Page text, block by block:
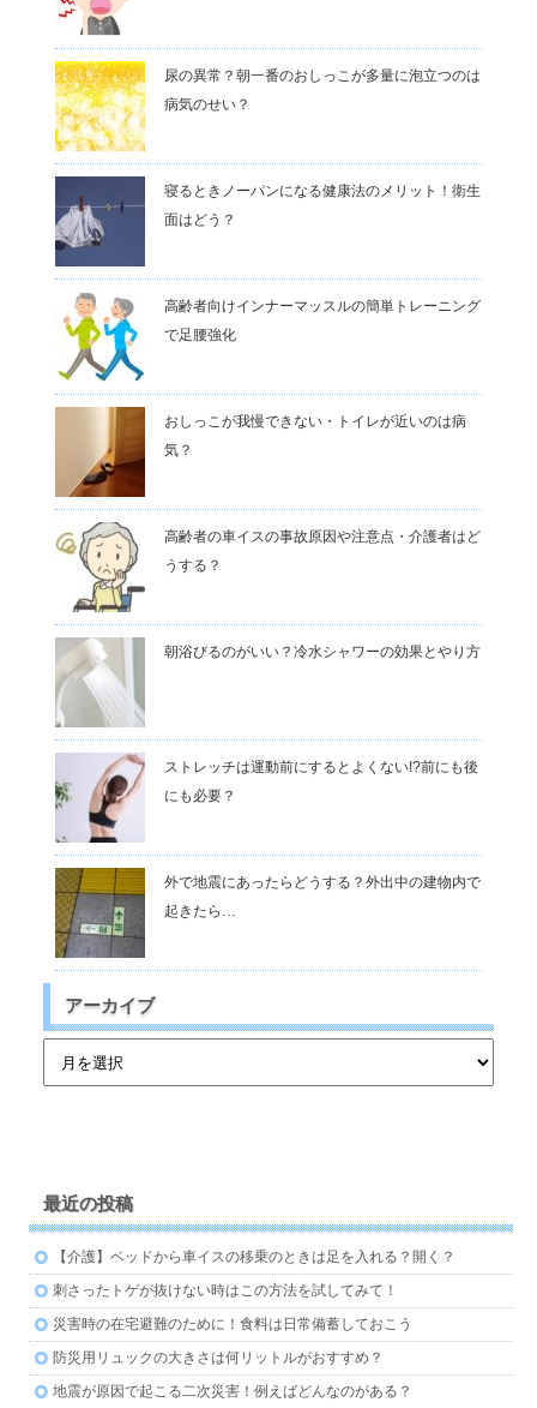
尿の異常？朝一番のおしっこが多量に泡立つのは
病気のせい？
寝るときノーパンになる健康法のメリット！衛生
面はどう？
高齢者向けインナーマッスルの簡単トレーニング
で足腰強化
おしっこが我慢できない・トイレが近いのは病
気？
高齢者の車イスの事故原因や注意点・介護者はど
うする？
朝浴びるのがいい？冷水シャワーの効果とやり方
ストレッチは運動前にするとよくない!?前にも後
にも必要？
外で地震にあったらどうする？外出中の建物内で
起きたら…
アーカイブ
最近の投稿
【介護】ベッドから車イスの移乗のときは足を入れる？開く？
刺さったトゲが抜けない時はこの方法を試してみて！
災害時の在宅避難のために！食料は日常備蓄しておこう
防災用リュックの大きさは何リットルがおすすめ？
地震が原因で起こる二次災害！例えばどんなのがある？